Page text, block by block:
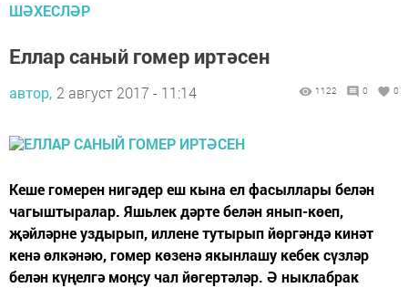
ШӘХЕСЛӘР
Еллар саный гомер иртәсен
автор, 2 август 2017 - 11:14 1122 0 0
Кеше гомерен нигәдер еш кына ел фасыллары белән
чагыштыралар. Яшьлек дәрте белән янып-көеп,
җәйләрне уздырып, иллене тутырып йөргәндә кинәт
кенә өлкәнәю, гомер көзенә якынлашу кебек сүзләр
белән күңелгә моңсу чал йөгертәләр. Ә ныклабрак